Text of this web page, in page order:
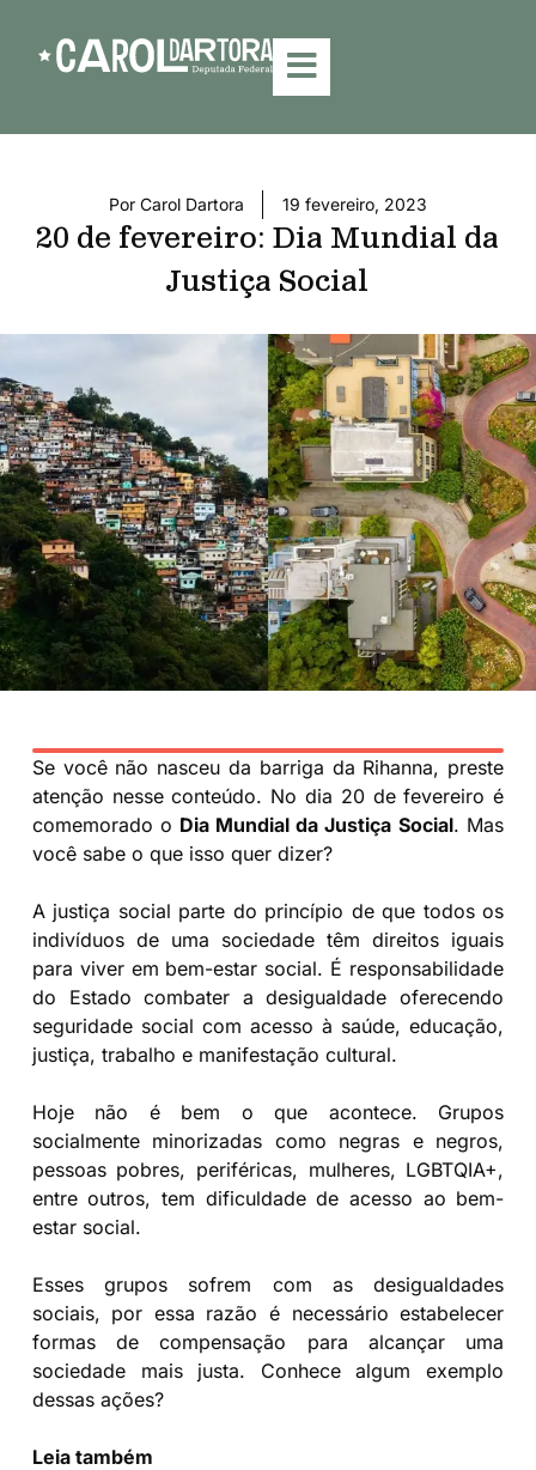
PorCarol Dartora 19 fevereiro, 2023
20 de fevereiro: Dia Mundial da
Justiça Social
Se você não nasceu da barriga da Rihanna, preste
atenção nesse conteúdo. No dia 20 de fevereiro é
comemorado o Dia Mundial da Justiça Social. Mas
você sabe o que isso quer dizer?
A justiça social parte do princípio de que todos os
indivíduos de uma sociedade têm direitos iguais
para viver em bem-estar social. É responsabilidade
do Estado combater a desigualdade oferecendo
seguridade social com acesso à saúde, educação,
justiça, trabalho e manifestação cultural.
Hoje não é bem o que acontece. Grupos
socialmente minorizadas como negras e negros,
pessoas pobres, periféricas, mulheres, LGBTQIA+,
entre outros, tem dificuldade de acesso ao bem-
estar social.
Esses grupos sofrem com as desigualdades
sociais, por essa razão é necessário estabelecer
formas de compensação para alcançar uma
sociedade mais justa. Conhece algum exemplo
dessas ações?
Leia também